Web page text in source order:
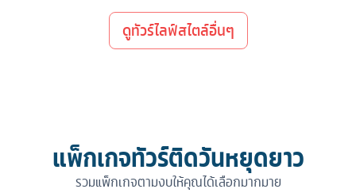
ดูทัวร์ไลฟ์สไตล์อื่นๆ
แพ็กเกจทัวร์ติดวันหยุดยาว
รวมแพ็กเกจตามงบให้คุณได้เลือกมากมาย